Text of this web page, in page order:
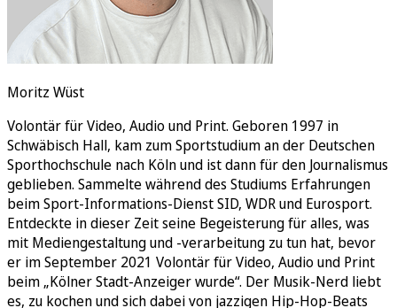
Moritz Wüst
Volontär für Video, Audio und Print. Geboren 1997 in
Schwäbisch Hall, kam zum Sportstudium an der Deutschen
Sporthochschule nach Köln und ist dann für den Journalismus
geblieben. Sammelte während des Studiums Erfahrungen
beim Sport-Informations-Dienst SID, WDR und Eurosport.
Entdeckte in dieser Zeit seine Begeisterung für alles, was
mit Mediengestaltung und -verarbeitung zu tun hat, bevor
er im September 2021 Volontär für Video, Audio und Print
beim „Kölner Stadt-Anzeiger wurde“. Der Musik-Nerd liebt
es, zu kochen und sich dabei von jazzigen Hip-Hop-Beats